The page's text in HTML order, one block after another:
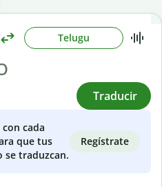
Telugu
Traducir
cada
que tus
se traduzcan.
Regístrate